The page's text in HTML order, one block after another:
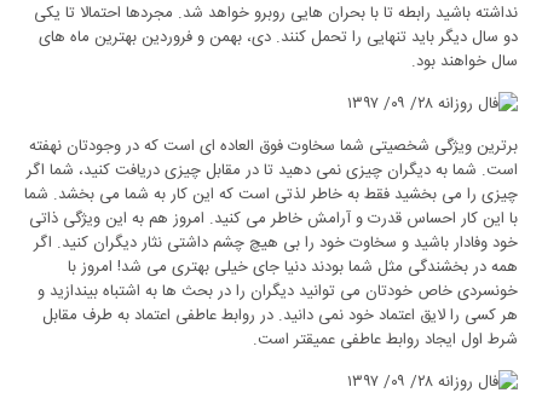
نداشته باشید رابطه تا با بحران هایی روبرو خواهد شد. مجردها احتمالا تا یکی
دو سال دیگر باید تنهایی را تحمل کنند. دی، بهمن و فروردین بهترین ماه های
سال خواهند بود.
برترین ویژگی شخصیتی شما سخاوت فوق العاده ای است که در وجودتان نهفته
است. شما به دیگران چیزی نمی دهید تا در مقابل چیزی دریافت کنید، شما اگر
چیزی را می بخشید فقط به خاطر لذتی است که این کار به شما می بخشد. شما
با این کار احساس قدرت و آرامش خاطر می کنید. امروز هم به این ویژگی ذاتی
خود وفادار باشید و سخاوت خود را بی هیچ چشم داشتی نثار دیگران کنید. اگر
همه در بخشندگی مثل شما بودند دنیا جای خیلی بهتری می شد! امروز با
خونسردی خاص خودتان می توانید دیگران را در بحث ها به اشتباه بیندازید و
هر کسی را لایق اعتماد خود نمی دانید. در روابط عاطفی اعتماد به طرف مقابل
شرط اول ایجاد روابط عاطفی عمیقتر است.